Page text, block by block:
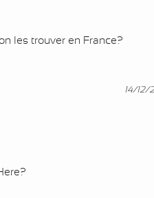
les trouver en France?
14/12/